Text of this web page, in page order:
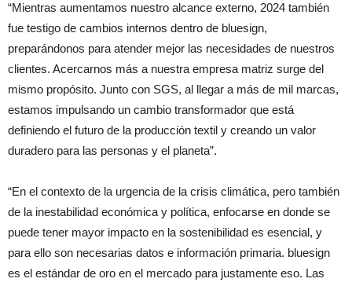
“Mientras aumentamos nuestro alcance externo, 2024 también
fue testigo de cambios internos dentro de bluesign,
preparándonos para atender mejor las necesidades de nuestros
clientes. Acercarnos más a nuestra empresa matriz surge del
mismo propósito. Junto con SGS, al llegar a más de mil marcas,
estamos impulsando un cambio transformador que está
definiendo el futuro de la producción textil y creando un valor
duradero para las personas y el planeta”.
“En el contexto de la urgencia de la crisis climática, pero también
de la inestabilidad económica y política, enfocarse en donde se
puede tener mayor impacto en la sostenibilidad es esencial, y
para ello son necesarias datos e información primaria. bluesign
es el estándar de oro en el mercado para justamente eso. Las